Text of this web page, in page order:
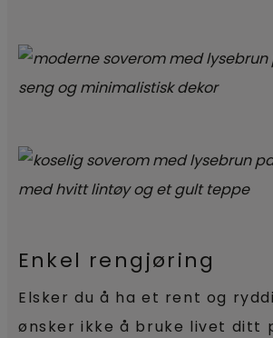
Enkel rengjøring
Elsker du å ha et rent og
ønsker ikke å bruke livet ditt